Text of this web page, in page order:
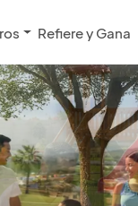
Refiere y Gana